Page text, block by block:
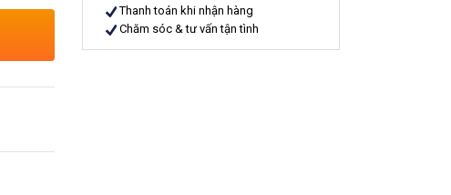
Thanh toán khi nhận hàng
Chăm sóc & tư vấn tận tình